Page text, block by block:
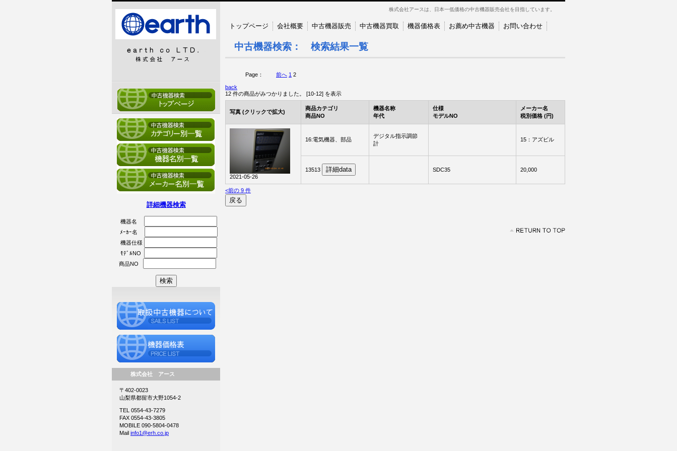
株式会社アースは、日本一低価格の中古機器販売会社を目指しています。
中古機器検索： 検索結果一覧
Page： 前へ 1 2
back
12 件の商品がみつかりました。 [10-12] を表示
写真 (クリックで拡大)
商品カテゴリ
商品NO
機器名称
年代
仕様
モデルNO
メーカー名
税別価格 (円)
2021-05-26
16:電気機器、部品
デジタル指示調節
計
15：アズビル
13513 SDC35 20,000
<前の 9 件
トップページ 会社概要 中古機器販売 中古機器買取 機器価格表 お薦め中古機器 お問い合わせ
詳細機器検索
機器名
ﾒｰｶｰ名
機器仕様
ﾓﾃﾞﾙNO
商品NO
株式会社 アース
〒402-0023
山梨県都留市大野1054-2
TEL 0554-43-7279
FAX 0554-43-3805
MOBILE 090-5804-0478
Mail info1@erh.co.jp